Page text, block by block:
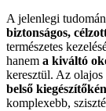
A jelenlegi
biztonságos,
természetes
hanem a kiváltó
keresztül. Az
belső
komplexebb,